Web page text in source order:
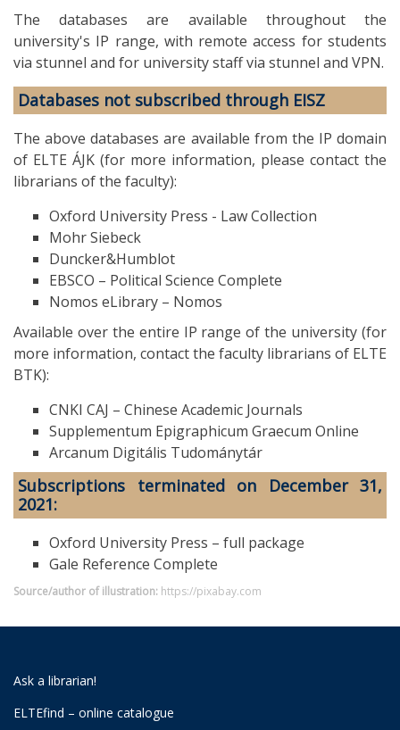
The databases are available throughout the
university's IP range, with remote access for students
via stunnel and for university staff via stunnel and VPN.
Databases not subscribed through EISZ
The above databases are available from the IP domain
of ELTE ÁJK (for more information, please contact the
librarians of the faculty):
Oxford University Press - Law Collection
Mohr Siebeck
Duncker&Humblot
EBSCO – Political Science Complete
Nomos eLibrary – Nomos
Available over the entire IP range of the university (for
more information, contact the faculty librarians of ELTE
BTK):
CNKI CAJ – Chinese Academic Journals
Supplementum Epigraphicum Graecum Online
Arcanum Digitális Tudománytár
Subscriptions terminated on December 31,
2021:
Oxford University Press – full package
Gale Reference Complete
Source/author of illustration: https://pixabay.com
Ask a librarian!
ELTEfind – online catalogue